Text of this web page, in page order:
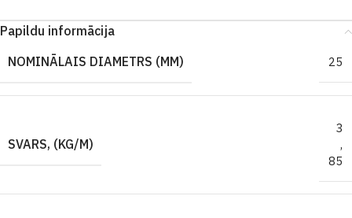
Papildu informācija
NOMINĀLAIS DIAMETRS (MM)
25
SVARS, (KG/M)
3
,
85